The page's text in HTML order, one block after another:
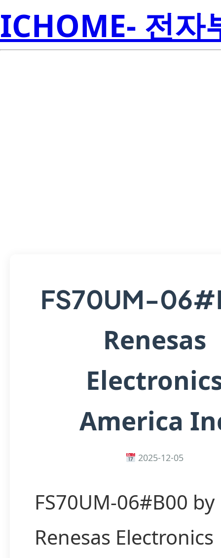
ICHOME- 전자
FS70UM-
Renesas
America
2025-12-05
FS70UM-06#B00 by
Renesas Electronics